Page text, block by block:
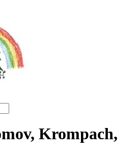
Krompach,